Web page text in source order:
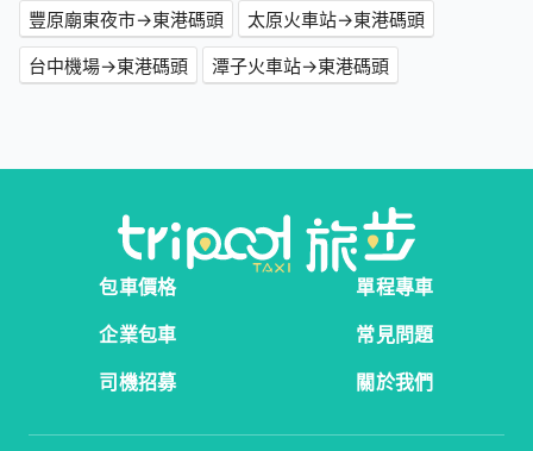
豐原廟東夜市→東港碼頭
太原火車站→東港碼頭
台中機場→東港碼頭
潭子火車站→東港碼頭
包車價格
單程專車
企業包車
常見問題
司機招募
關於我們